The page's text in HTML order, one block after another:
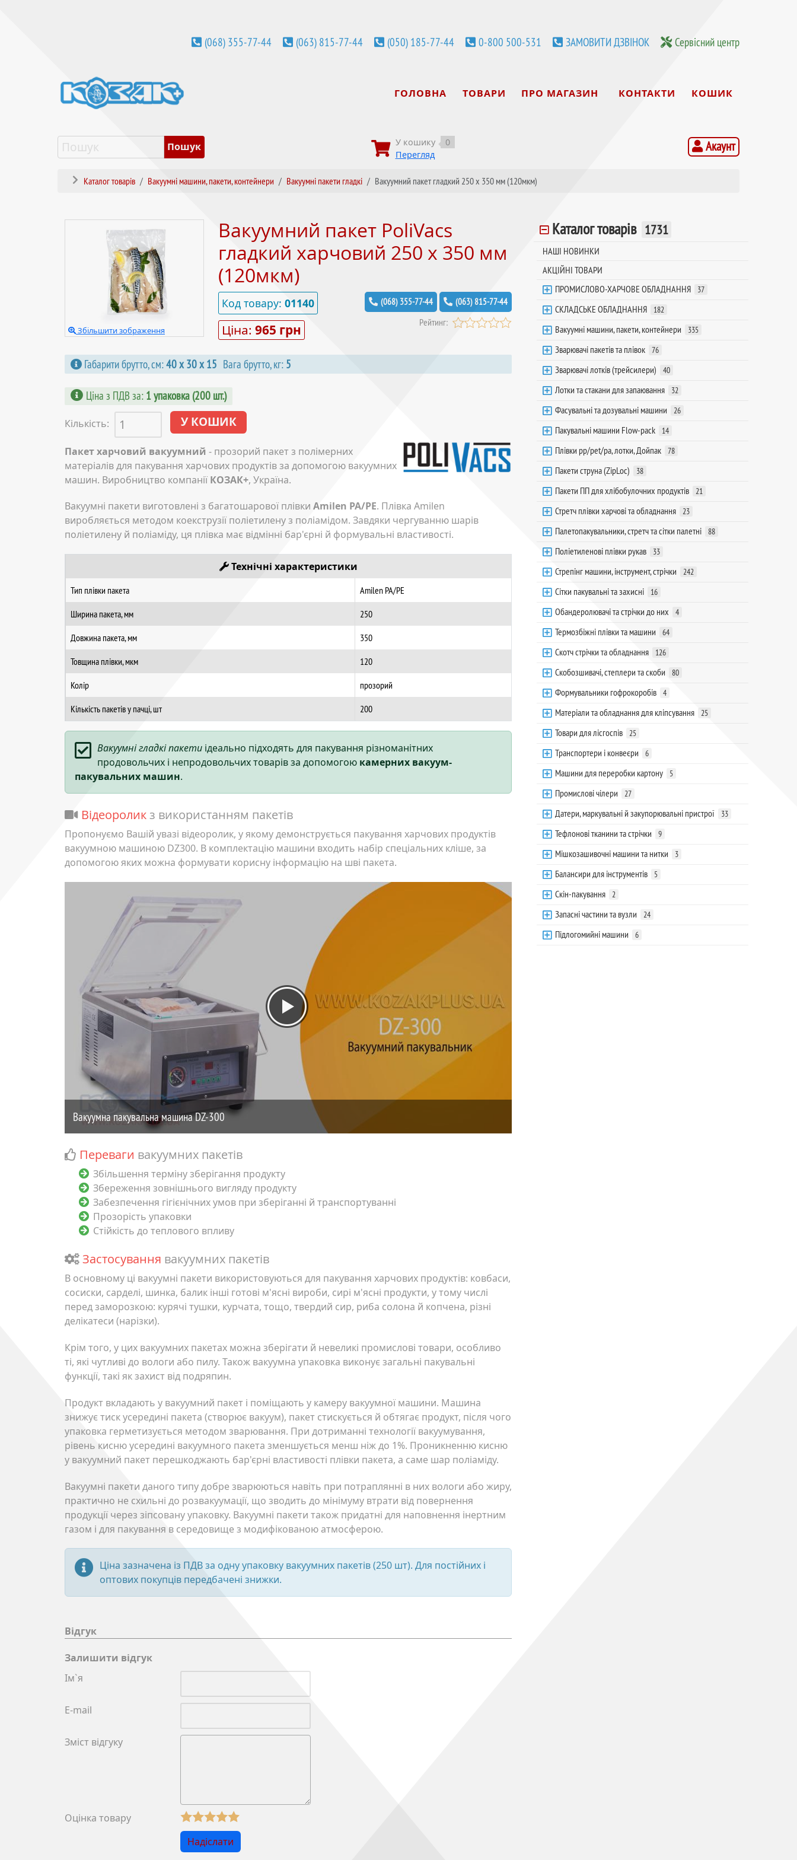
(068) 355-77-44 (063) 815-77-44 (050) 185-77-44 0-800 500-531 ЗАМОВИТИ ДЗВІНОК Сервісний центр
ГОЛОВНА ТОВАРИ ПРО МАГАЗИН КОНТАКТИ КОШИК
У кошику
0
Перегляд
Акаунт
Каталог товарів Вакуумні машини, пакети, контейнери Вакуумні пакети гладкі Вакуумний пакет гладкий 250 х 350 мм (120мкм)
Збільшити зображення
Вакуумний пакет PoliVacs
гладкий харчовий 250 х 350 мм
(120мкм)
(068) 355-77-44 (063) 815-77-44
Рейтинг:
Код товару:01140
Ціна:965 грн
Габарити брутто, см:40 х 30 х 15 Вага брутто, кг: 5
Ціна з ПДВ за: 1 упаковка (200 шт.)
Кількість:
Пакет харчовий вакуумний - прозорий пакет з полімерних
матеріалів для пакування харчових продуктів за допомогою вакуумних
машин. Виробництво компанії КОЗАК+, Україна.
Вакуумні пакети виготовлені з багатошарової плівки Amilen PA/PE. Плівка Amilen
виробляється методом коекструзії поліетилену з поліамідом. Завдяки чергуванню шарів
поліетилену й поліаміду, ця плівка має відмінні бар'єрні й формувальні властивості.
Технічні характеристики
Тип плівки пакета
Amilen PA/PE
Ширина пакета, мм
250
Довжина пакета, мм
350
Товщина плівки, мкм
120
Колір
прозорий
Кількість пакетів у пачці, шт
200
Вакуумні гладкі пакетиідеально підходять для пакування різноманітних
продовольчих і непродовольчих товарів за допомогою камерних вакуум-
пакувальних машин.
Відеоролик з використанням пакетів
Пропонуємо Вашій увазі відеоролик, у якому демонструється пакування харчових продуктів
вакуумною машиною DZ300. В комплектацію машини входить набір спеціальних кліше, за
допомогою яких можна формувати корисну інформацію на шві пакета.
Переваги вакуумних пакетів
Збільшення терміну зберігання продукту
Збереження зовнішнього вигляду продукту
Забезпечення гігієнічних умов при зберіганні й транспортуванні
Прозорість упаковки
Стійкість до теплового впливу
Застосування вакуумних пакетів
В основному ці вакуумні пакети використовуються для пакування харчових продуктів: ковбаси,
сосиски, сарделі, шинка, балик інші готові м'ясні вироби, сирі м'ясні продукти, у тому числі
перед заморозкою: курячі тушки, курчата, тощо, твердий сир, риба солона й копчена, різні
делікатеси (нарізки).
Крім того, у цих вакуумних пакетах можна зберігати й невеликі промислові товари, особливо
ті, які чутливі до вологи або пилу. Також вакуумна упаковка виконує загальні пакувальні
функції, такі як захист від подряпин.
Продукт вкладають у вакуумний пакет і поміщають у камеру вакуумної машини. Машина
знижує тиск усередині пакета (створює вакуум), пакет стискується й обтягає продукт, після чого
упаковка герметизується методом зварювання. При дотриманні технології вакуумування,
рівень кисню усередині вакуумного пакета зменшується менш ніж до 1%. Проникненню кисню
у вакуумний пакет перешкоджають бар'єрні властивості плівки пакета, а саме шар поліаміду.
Вакуумні пакети даного типу добре зварюються навіть при потраплянні в них вологи або жиру,
практично не схильні до розвакуумації, що зводить до мінімуму втрати від повернення
продукції через зіпсовану упаковку. Вакуумні пакети також придатні для наповнення інертним
газом і для пакування в середовище з модифікованою атмосферою.
Ціна зазначена із ПДВ за одну упаковку вакуумних пакетів (250 шт). Для постійних і
оптових покупців передбачені знижки.
Відгук
Залишити відгук
Ім`я
E-mail
Зміст відгуку
Оцінка товару
Каталог товарів 1731
НАШІ НОВИНКИ
АКЦІЙНІ ТОВАРИ
ПРОМИСЛОВО-ХАРЧОВЕ ОБЛАДНАННЯ
37
СКЛАДСЬКЕ ОБЛАДНАННЯ 182
Вакуумні машини, пакети, контейнери 335
Зварювачі пакетів та плівок 76
Зварювачі лотків (трейсилери) 40
Лотки та стакани для запаювання 32
Фасувальні та дозувальні машини 26
Пакувальні машини Flow-pack 14
Плівки pp/pet/pa, лотки, Дойпак 78
Пакети струна (ZipLoc) 38
Пакети ПП для хлібобулочних продуктів 21
Стретч плівки харчові та обладнання 23
Палетопакувальники, стретч та сітки палетні 88
Поліетиленові плівки рукав 33
Стрепінг машини, інструмент, стрічки 242
Сітки пакувальні та захисні 16
Обандеролювачі та стрічки до них 4
Термозбіжні плівки та машини 64
Скотч стрічки та обладнання 126
Скобозшивачі, степлери та скоби 80
Формувальники гофрокоробів 4
Матеріали та обладнання для кліпсування 25
Товари для лісгоспів 25
Транспортери і конвеєри 6
Машини для переробки картону 5
Промислові чілери 27
Датери, маркувальні й закупорювальні пристрої 33
Тефлонові тканини та стрічки 9
Мішкозашивочні машини та нитки 3
Балансири для інструментів 5
Скін-пакування 2
Запасні частини та вузли 24
Підлогомийні машини 6